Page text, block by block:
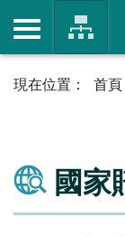
首頁
國家